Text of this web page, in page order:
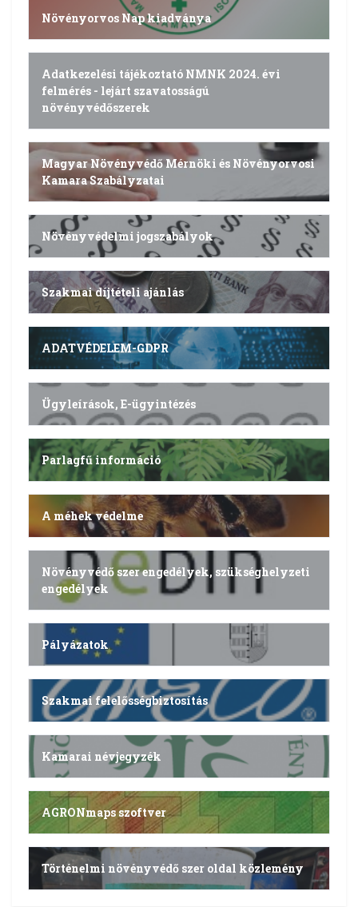
Növényorvos Nap kiadványa
Adatkezelési tájékoztató NMNK 2024. évi
felmérés - lejárt szavatosságú
növényvédőszerek
Magyar Növényvédő Mérnöki és Növényorvosi
Kamara Szabályzatai
Növényvédelmi jogszabályok
Szakmai díjtételi ajánlás
ADATVÉDELEM-GDPR
Ügyleírások, E-ügyintézés
Parlagfű információ
A méhek védelme
Növényvédő szer engedélyek, szükséghelyzeti
engedélyek
Pályázatok
Szakmai felelősségbiztosítás
Kamarai névjegyzék
AGRONmaps szoftver
Történelmi növényvédő szer oldal közlemény